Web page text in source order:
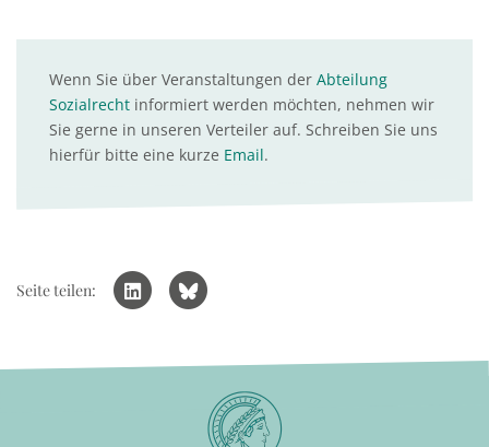
Wenn Sie über Veranstaltungen der Abteilung
Sozialrecht informiert werden möchten, nehmen wir
Sie gerne in unseren Verteiler auf. Schreiben Sie uns
hierfür bitte eine kurze Email.
Seite teilen: